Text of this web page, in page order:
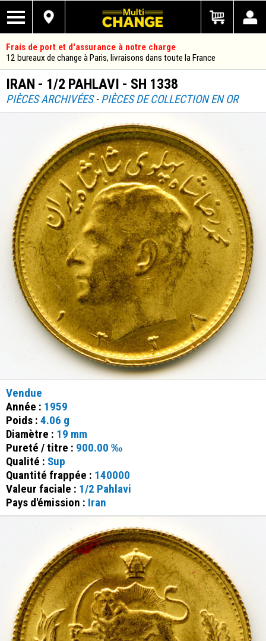
Frais de port et d'assurance à notre charge
12 bureaux de change à Paris, livraisons dans toute la France
IRAN - 1/2 PAHLAVI - SH 1338
PIÈCES ARCHIVÉES-PIÈCES DE COLLECTION EN OR
Vendue
Année : 1959
Poids : 4.06 g
Diamètre : 19 mm
Pureté / titre : 900.00 ‰
Qualité : Sup
Quantité frappée : 140000
Valeur faciale : 1/2 Pahlavi
Pays d'émission : Iran